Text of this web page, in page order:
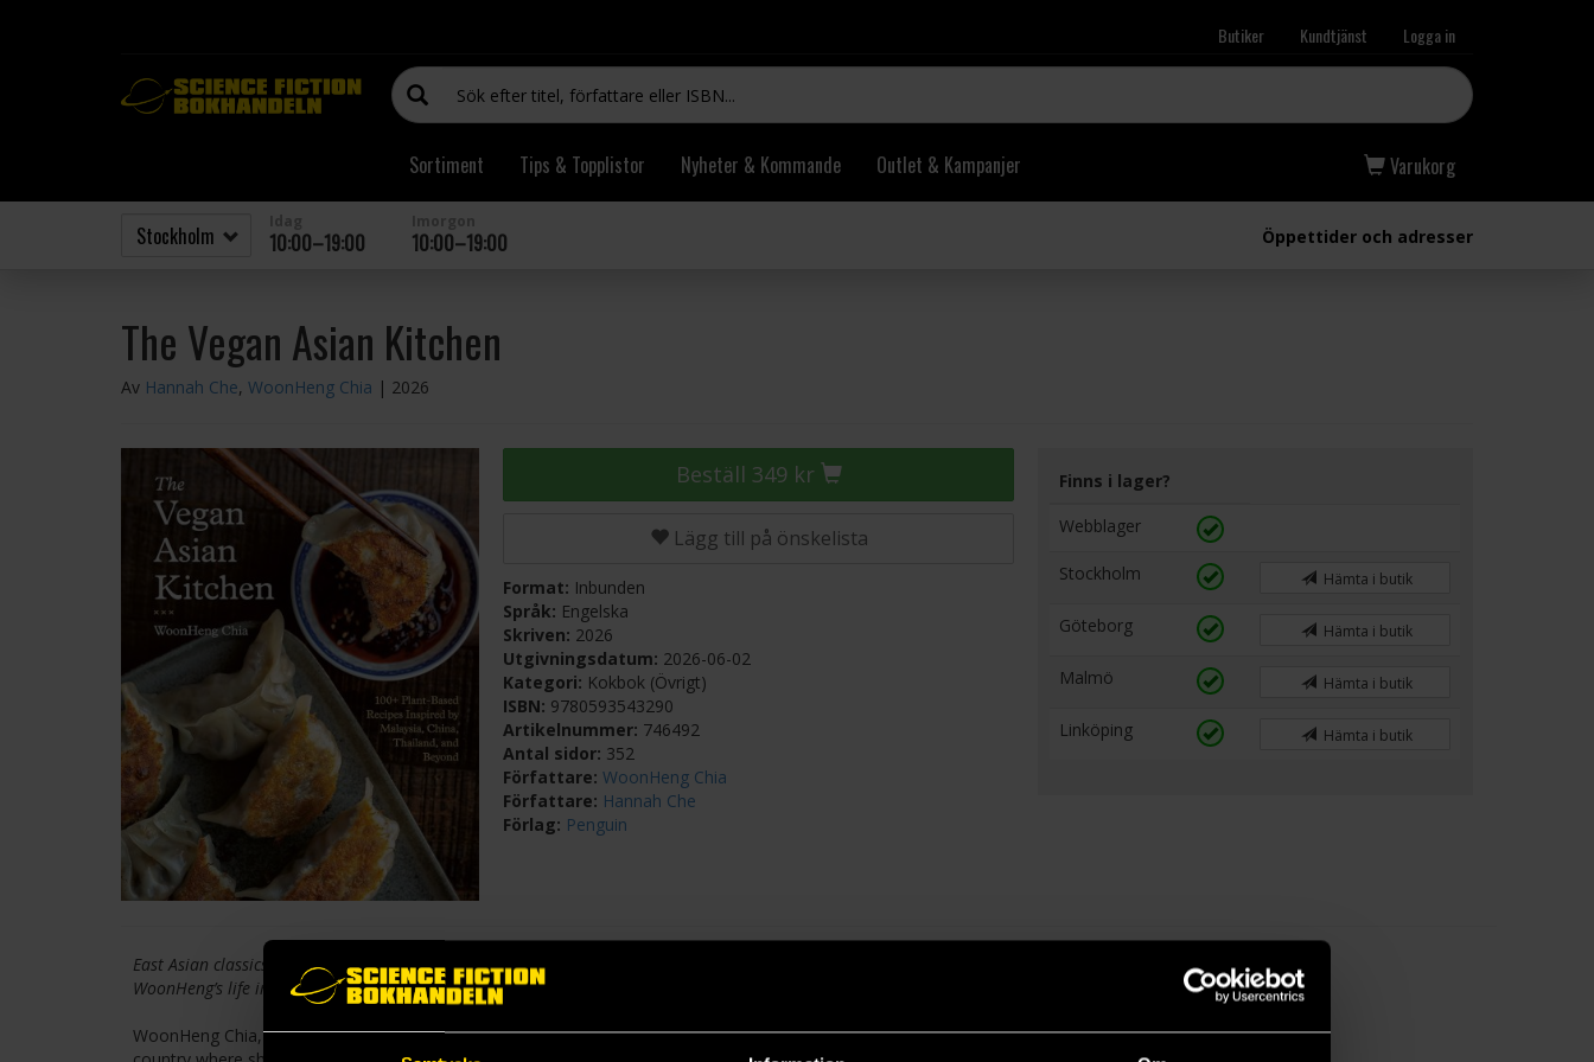
Butiker Kundtjänst Logga in
Sortiment Tips & Topplistor Nyheter & Kommande Outlet & Kampanjer Varukorg
10:00–19:00 10:00–19:00 Öppettider och adresser
The Vegan Asian Kitchen
Av Hannah Che, WoonHeng Chia | 2026
Beställ 349 kr
Lägg till på önskelista
Format: Inbunden
Språk: Engelska
Skriven: 2026
Utgivningsdatum: 2026-06-02
Kategori: Kokbok (Övrigt)
ISBN: 9780593543290
Artikelnummer: 746492
Antal sidor: 352
Författare:WoonHeng Chia
Författare: Hannah Che
Förlag: Penguin
Finns i lager?
Webblager
Stockholm Hämta i butik
Göteborg Hämta i butik
Malmö Hämta i butik
Linköping Hämta i butik
East Asian classics made vegan—from Dim Sum dumplings to Sichuan-style Dan Dan noodles—inspired by beloved creator
WoonHeng’s life immersing herself in Asia’s bold, vibrant flavors.
WoonHeng Chia, known for sharing recipes online under the handle @Woon.Heng, grew up in Malaysia, an ethnically diverse